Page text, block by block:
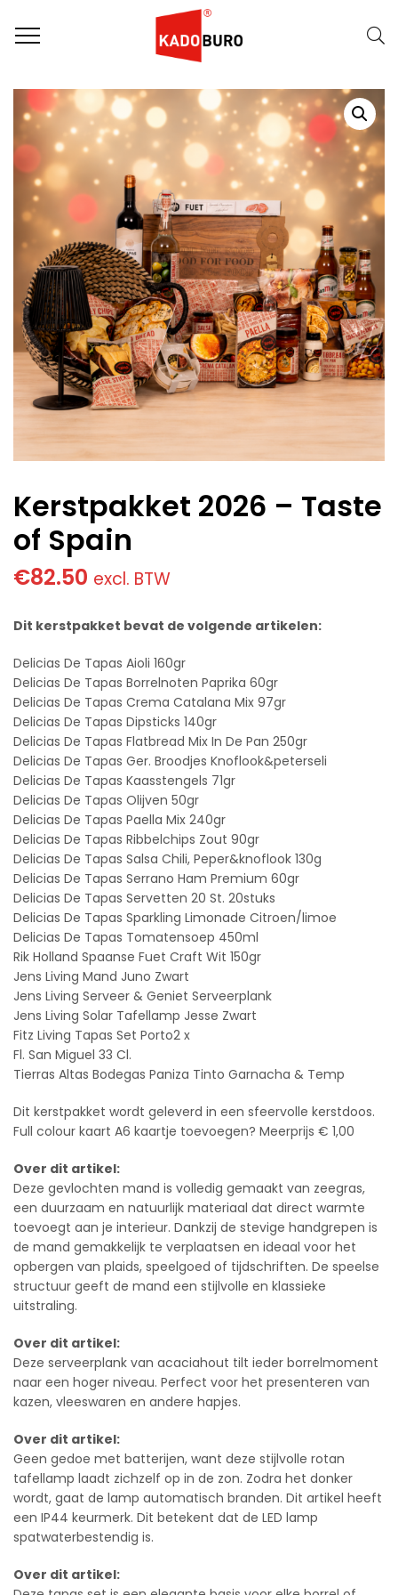
Home Kerstpakketten,WK pakketten
Kerstpakket 2026 – Taste of Spain
Kerstpakket 2026 – Taste
of Spain
€82.50 excl. BTW
Dit kerstpakket bevat de volgende artikelen:
Delicias De Tapas Aioli 160gr
Delicias De Tapas Borrelnoten Paprika 60gr
Delicias De Tapas Crema Catalana Mix 97gr
Delicias De Tapas Dipsticks 140gr
Delicias De Tapas Flatbread Mix In De Pan 250gr
Delicias De Tapas Ger. Broodjes Knoflook&peterseli
Delicias De Tapas Kaasstengels 71gr
Delicias De Tapas Olijven 50gr
Delicias De Tapas Paella Mix 240gr
Delicias De Tapas Ribbelchips Zout 90gr
Delicias De Tapas Salsa Chili, Peper&knoflook 130g
Delicias De Tapas Serrano Ham Premium 60gr
Delicias De Tapas Servetten 20 St. 20stuks
Delicias De Tapas Sparkling Limonade Citroen/limoe
Delicias De Tapas Tomatensoep 450ml
Rik Holland Spaanse Fuet Craft Wit 150gr
Jens Living Mand Juno Zwart
Jens Living Serveer & Geniet Serveerplank
Jens Living Solar Tafellamp Jesse Zwart
Fitz Living Tapas Set Porto2 x
Fl. San Miguel 33 Cl.
Tierras Altas Bodegas Paniza Tinto Garnacha & Temp
Dit kerstpakket wordt geleverd in een sfeervolle kerstdoos.
Full colour kaart A6 kaartje toevoegen? Meerprijs € 1,00
Over dit artikel:
Deze gevlochten mand is volledig gemaakt van zeegras,
een duurzaam en natuurlijk materiaal dat direct warmte
toevoegt aan je interieur. Dankzij de stevige handgrepen is
de mand gemakkelijk te verplaatsen en ideaal voor het
opbergen van plaids, speelgoed of tijdschriften. De speelse
structuur geeft de mand een stijlvolle en klassieke
uitstraling.
Over dit artikel:
Deze serveerplank van acaciahout tilt ieder borrelmoment
naar een hoger niveau. Perfect voor het presenteren van
kazen, vleeswaren en andere hapjes.
Over dit artikel:
Geen gedoe met batterijen, want deze stijlvolle rotan
tafellamp laadt zichzelf op in de zon. Zodra het donker
wordt, gaat de lamp automatisch branden. Dit artikel heeft
een IP44 keurmerk. Dit betekent dat de LED lamp
spatwaterbestendig is.
Over dit artikel: